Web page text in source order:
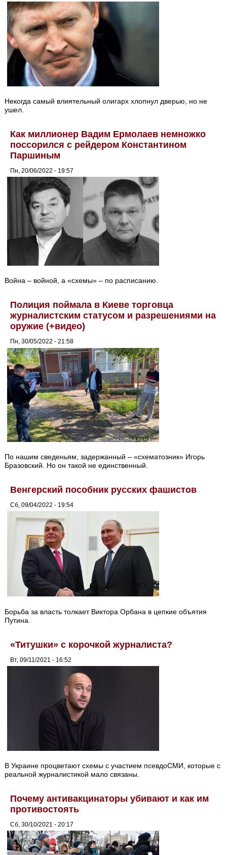
Некогда самый влиятельный олигарх хлопнул дверью, но не
ушел.
Как миллионер Вадим Ермолаев немножко
поссорился с рейдером Константином
Паршиным
Пн, 20/06/2022 - 19:57
Война – войной, а «схемы» – по расписанию.
Полиция поймала в Киеве торговца
журналистским статусом и разрешениями на
оружие (+видео)
Пн, 30/05/2022 - 21:58
По нашим сведеньям, задержанный – «схематозник» Игорь
Бразовский. Но он такой не единственный.
Венгерский пособник русских фашистов
Сб, 09/04/2022 - 19:54
Борьба за власть толкает Виктора Орбана в цепкие объятия
Путина.
«Титушки» с корочкой журналиста?
Вт, 09/11/2021 - 16:52
В Украине процветают схемы с участием псевдоСМИ, которые с
реальной журналистикой мало связаны.
Почему антивакцинаторы убивают и как им
противостоять
Сб, 30/10/2021 - 20:17